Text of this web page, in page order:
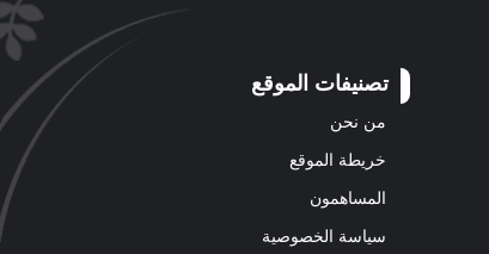
تصنيفات الموقع
من نحن
خريطة الموقع
المساهمون
سياسة الخصوصية